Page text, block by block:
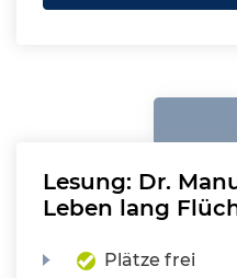
Lesung: Dr.
Leben lang
Plätze frei